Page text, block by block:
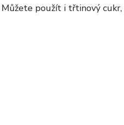
Můžete použít i třtinový cukr,